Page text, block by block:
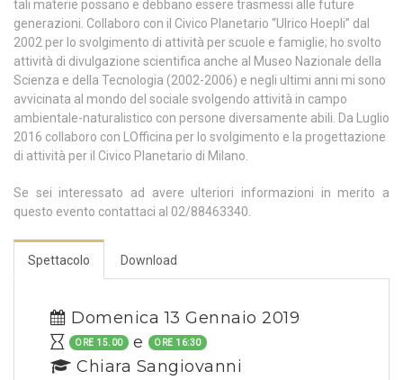
tali materie possano e debbano essere trasmessi alle future
generazioni. Collaboro con il Civico Planetario “Ulrico Hoepli” dal
2002 per lo svolgimento di attività per scuole e famiglie; ho svolto
attività di divulgazione scientifica anche al Museo Nazionale della
Scienza e della Tecnologia (2002-2006) e negli ultimi anni mi sono
avvicinata al mondo del sociale svolgendo attività in campo
ambientale-naturalistico con persone diversamente abili. Da Luglio
2016 collaboro con LOfficina per lo svolgimento e la progettazione
di attività per il Civico Planetario di Milano.
Se sei interessato ad avere ulteriori informazioni in merito a
questo evento contattaci al 02/88463340.
Spettacolo Download
Domenica 13 Gennaio 2019
ORE 15.00 e ORE 16:30
Chiara Sangiovanni